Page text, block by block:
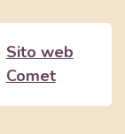
Sito web
Comet